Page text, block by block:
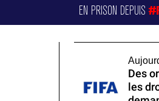
EN PRISON DEPUIS
Des
les